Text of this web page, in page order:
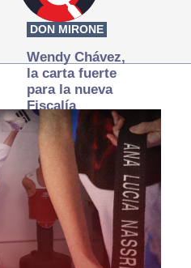
DON MIRONE
Wendy Chávez,
la carta fuerte
para la nueva
Fiscalía
autónoma